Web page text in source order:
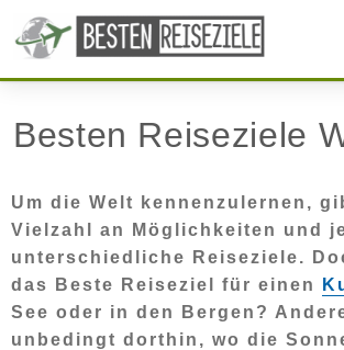
Besten Reiseziele
Um die Welt kennenzulernen,
Vielzahl an Möglichkeiten und
unterschiedliche Reiseziele.
das Beste Reiseziel für einen
See oder in den Bergen?
unbedingt dorthin, wo die